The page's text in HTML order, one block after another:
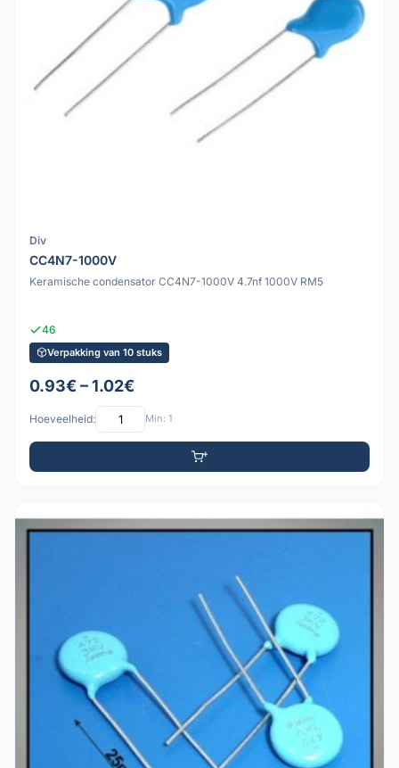
Div
CC4N7-1000V
Keramische condensator CC4N7-1000V 4.7nf 1000V RM5
46
Verpakking van 10 stuks
0.93€ – 1.02€
Hoeveelheid: Min: 1